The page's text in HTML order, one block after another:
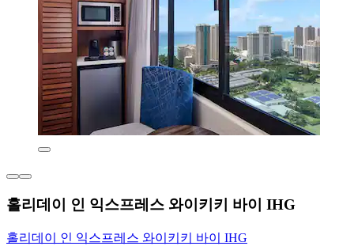
홀리데이 인 익스프레스 와이키키 바이 IHG
홀리데이 인 익스프레스 와이키키 바이 IHG